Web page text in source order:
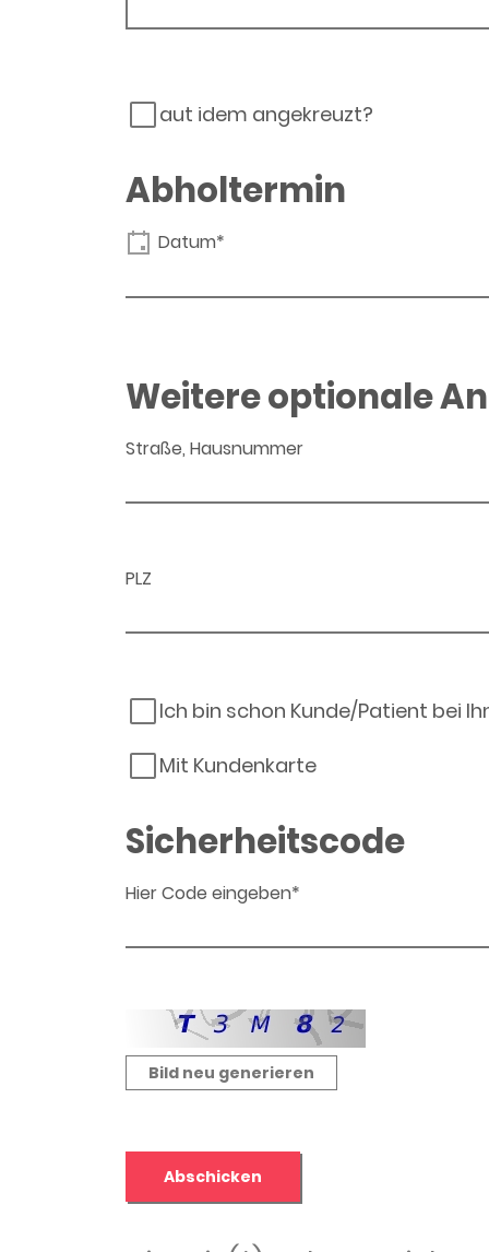
aut idem angekreuzt?
Abholtermin
Datum*
Weitere optionale
Straße, Hausnummer
PLZ
Ich bin schon Kunde/Patient bei
Mit Kundenkarte
Sicherheitscode
Hier Code eingeben*